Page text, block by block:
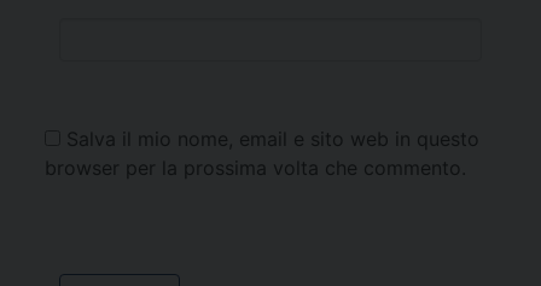
Salva il mio nome, email e sito web in questo
browser per la prossima volta che commento.